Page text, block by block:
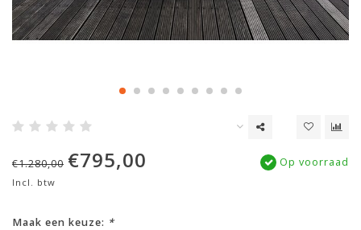
€1.280,00 €795,00
Incl. btw
Op voorraad
Maak een keuze: *